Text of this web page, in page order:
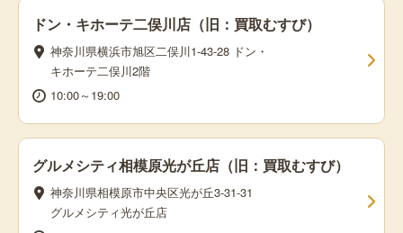
ドン・キホーテ二俣川店（旧：買取むすび）
神奈川県横浜市旭区二俣川1-43-28 ドン・
キホーテ二俣川2階
10:00～19:00
グルメシティ相模原光が丘店（旧：買取むすび）
神奈川県相模原市中央区光が丘3-31-31
グルメシティ光が丘店